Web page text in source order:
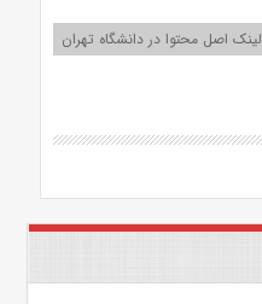
لینک اصل محتوا در دانشگاه تهران